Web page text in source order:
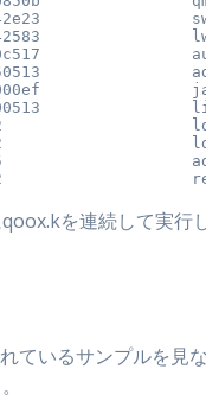
を連続して実行
ているサンプルを見